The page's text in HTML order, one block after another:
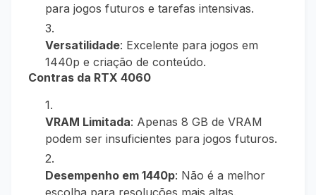
para jogos futuros e tarefas intensivas.
Versatilidade: Excelente para jogos em
1440p e criação de conteúdo.
Contras da RTX 4060
VRAM Limitada: Apenas 8 GB de VRAM
podem ser insuficientes para jogos futuros.
Desempenho em 1440p: Não é a melhor
escolha para resoluções mais altas.